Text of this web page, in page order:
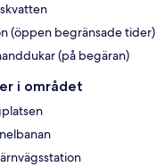
(öppen begränsade tider)
(på begäran)
i området